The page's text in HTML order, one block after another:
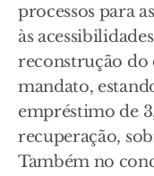
processos para
às
reconstrução
mandato,
empréstimo de
recuperação,
Também no